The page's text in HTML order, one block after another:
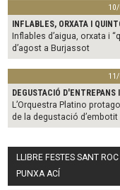
INFLABLES, ORXATA I
Inflables d’aigua, orxata i
d’agost a Burjassot
DEGUSTACIÓ
L’Orquestra Platino
de la degustació d’embotit
LLIBRE FESTES SANT
PUNXA ACÍ